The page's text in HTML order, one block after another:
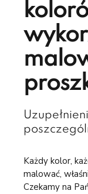
Każdy kolor,
malować,
Czekamy na